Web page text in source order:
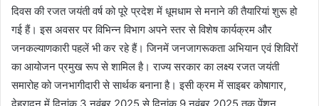
a
n
i
दिवस की रजत जयंती वर्ष को पूरे प्रदेश में धूमधाम से मनाने की तैयारियां शुरू हो
गई हैं। इस अवसर पर विभिन्न विभाग अपने स्तर से विशेष कार्यक्रम और
जनकल्याणकारी पहलें भी कर रहे हैं। जिनमें जनजागरूकता अभियान एवं शिविरों
का आयोजन प्रमुख रूप से शामिल है। राज्य सरकार का लक्ष्य रजत जयंती
समारोह को जनभागीदारी से सार्थक बनाना है। इसी क्रम में साइबर कोषागार,